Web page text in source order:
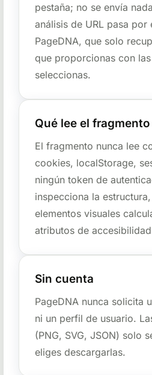
pestaña; no se envía
análisis de URL pasa por
PageDNA, que solo
que proporcionas con
seleccionas.
Qué lee el
El fragmento nunca lee
cookies, localStorage,
ningún token de
inspecciona la
elementos visuales
atributos de
Sin cuenta
PageDNA nunca solicita
ni un perfil de usuario.
(PNG, SVG, JSON) solo
eliges descargarlas.